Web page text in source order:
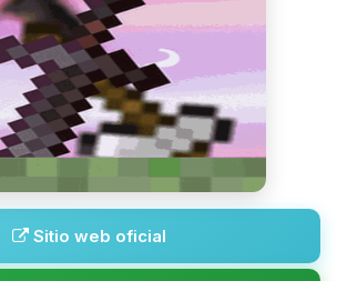
Sitio web oficial